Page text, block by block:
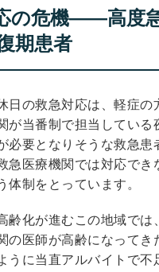
の危機――高度
期患者
日の救急対応は、軽症
が当番制で担当してい
必要となりそうな救急
急医療機関では対応で
体制をとっています。
齢化が進むこの地域で
の医師が高齢になって
うに当直アルバイトで